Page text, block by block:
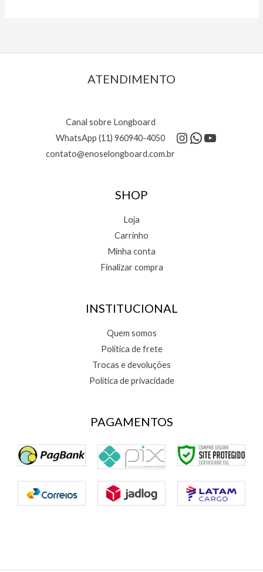
ATENDIMENTO
Canal sobre Longboard
WhatsApp (11) 960940-4050
contato@enoselongboard.com.br
Instagram
WhatsApp
Youtube
SHOP
Loja
Carrinho
Minha conta
Finalizar compra
INSTITUCIONAL
Quem somos
Política de frete
Trocas e devoluções
Política de privacidade
PAGAMENTOS